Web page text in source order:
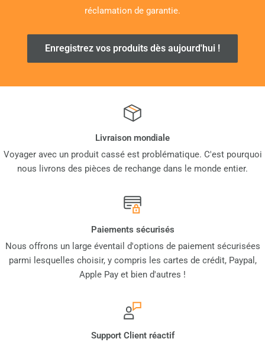
réclamation de garantie.
Enregistrez vos produits dès aujourd'hui !
Livraison mondiale
Voyager avec un produit cassé est problématique. C'est pourquoi
nous livrons des pièces de rechange dans le monde entier.
Paiements sécurisés
Nous offrons un large éventail d'options de paiement sécurisées
parmi lesquelles choisir, y compris les cartes de crédit, Paypal,
Apple Pay et bien d'autres !
Support Client réactif